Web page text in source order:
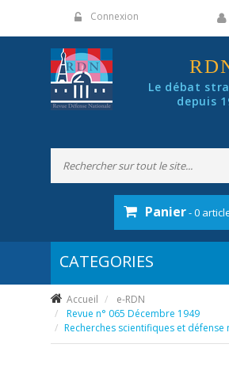
Connexion
Le débat
depuis
Panier- 0
Accueil
e-RDN
Revue n° 065 Décembre 1949
Recherches scientifiques et défense